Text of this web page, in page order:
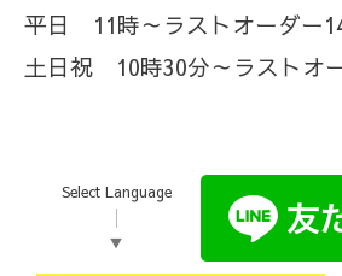
平日 11時～ラストオーダー
土日祝 10時30分～ラストオ
Select Language
▼